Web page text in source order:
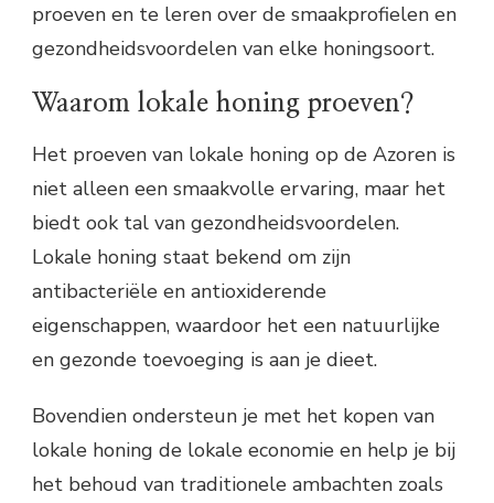
proeven en te leren over de smaakprofielen en
gezondheidsvoordelen van elke honingsoort.
Waarom lokale honing proeven?
Het proeven van lokale honing op de Azoren is
niet alleen een smaakvolle ervaring, maar het
biedt ook tal van gezondheidsvoordelen.
Lokale honing staat bekend om zijn
antibacteriële en antioxiderende
eigenschappen, waardoor het een natuurlijke
en gezonde toevoeging is aan je dieet.
Bovendien ondersteun je met het kopen van
lokale honing de lokale economie en help je bij
het behoud van traditionele ambachten zoals